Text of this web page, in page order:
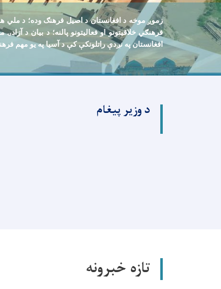
زموږ موخه د افغانستان د اصيل فرهنګ وده؛ د ملي
فرهنګي خلاقيتونو او فعاليتونو پالنه؛ د بيان د
افغانستان په نږدې راتلونکې کې د آسيا په يو مهم
د وزیر پیغام
تازه خبرونه